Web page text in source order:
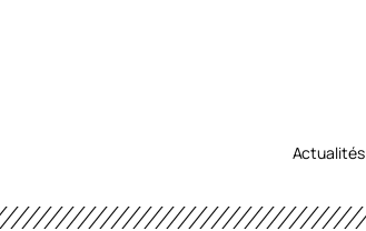
Actualités